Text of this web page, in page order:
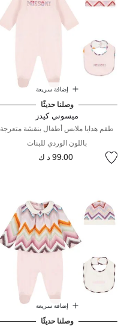
إضافة سريعة
وصلنا حديثًا
ميسوني كيدز
طقم هدايا ملابس أطفال بنقشة متعرجة
باللون الوردي للبنات
99.00 د ك
إضافة سريعة
وصلنا حديثًا